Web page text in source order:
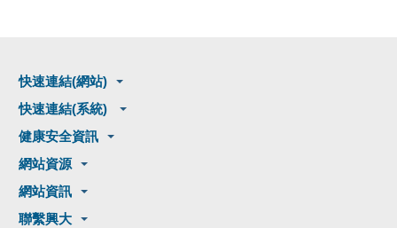
快速連結(網站)
快速連結(系統)
健康安全資訊
網站資源
網站資訊
聯繫興大